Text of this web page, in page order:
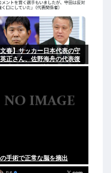
文春】サッカー日本代表の守
正さん、佐野海舟の代表復
ついて強く反対していた事
手術で正常な脳を摘出